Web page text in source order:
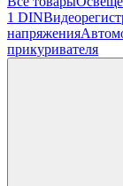
1 DIN
напряжения
прикуривателя